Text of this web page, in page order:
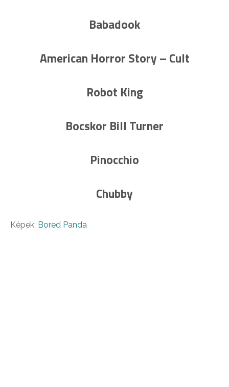
Babadook
American Horror Story – Cult
Robot King
Bocskor Bill Turner
Pinocchio
Chubby
Képek: Bored Panda